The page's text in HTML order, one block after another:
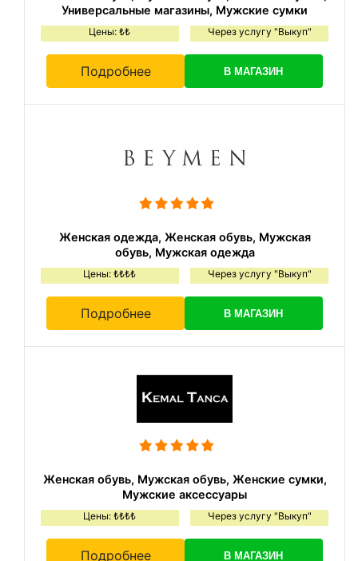
Универсальные магазины, Мужские сумки
Цены: ₺₺ Через услугу "Выкуп"
Подробнее В МАГАЗИН
Женская одежда, Женская обувь, Мужская
обувь, Мужская одежда
Цены: ₺₺₺₺ Через услугу "Выкуп"
Подробнее В МАГАЗИН
Женская обувь, Мужская обувь, Женские сумки,
Мужские аксессуары
Цены: ₺₺₺₺ Через услугу "Выкуп"
Подробнее В МАГАЗИН